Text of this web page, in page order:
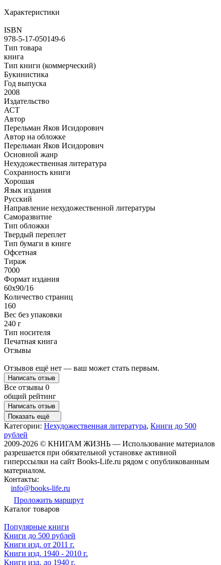
Характеристики
ISBN
978-5-17-050149-6
Тип товара
книга
Тип книги (коммерческий)
Букинистика
Год выпуска
2008
Издательство
АСТ
Автор
Перельман Яков Исидорович
Автор на обложке
Перельман Яков Исидорович
Основной жанр
Нехудожественная литература
Сохранность книги
Хорошая
Язык издания
Русский
Направление нехудожественной литературы
Саморазвитие
Тип обложки
Твердый переплет
Тип бумаги в книге
Офсетная
Тираж
7000
Формат издания
60x90/16
Количество страниц
160
Вес без упаковки
240 г
Тип носителя
Печатная книга
Отзывы
Отзывов ещё нет — ваш может стать первым.
Написать отзыв
Все отзывы 0
общий рейтинг
Написать отзыв
Показать ещё
Категории: Нехудожественная литература, Книги до 500
рублей
2009-2026 © КНИГАМ ЖИЗНЬ — Использование материалов
разрешается при обязательной установке активной
гиперссылки на сайт Books-Life.ru рядом с опубликованным
материалом.
Контакты:
info@books-life.ru
Проложить маршрут
Каталог товаров
Популярные книги
Книги до 500 рублей
Книги изд. от 2011 г.
Книги изд. 1940 - 2010 г.
Книги изд. до 1940 г.